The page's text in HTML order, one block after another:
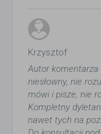
Krzysztof
Autor komentarza
niesłowny, nie
mówi i pisze, nie
Kompletny
nawet tych na